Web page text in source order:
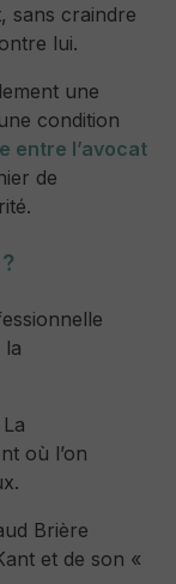
sans craindre
lui.
une
condition
entre l’avocat
de
la
où l’on
Brière
et de son «